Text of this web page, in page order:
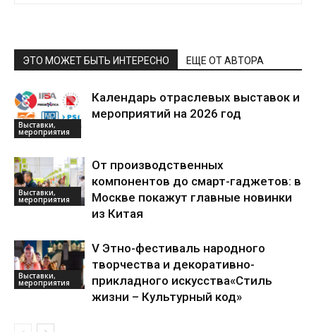
ЭТО МОЖЕТ БЫТЬ ИНТЕРЕСНО ЕЩЕ ОТ АВТОРА
Выставки,
мероприятия
Календарь отраслевых выставок и
мероприятий на 2026 год
Выставки,
мероприятия
От производственных
компонентов до смарт-гаджетов: в
Москве покажут главные новинки
из Китая
Выставки,
мероприятия
V Этно-фестиваль народного
творчества и декоративно-
прикладного искусства«Стиль
жизни – Культурный код»